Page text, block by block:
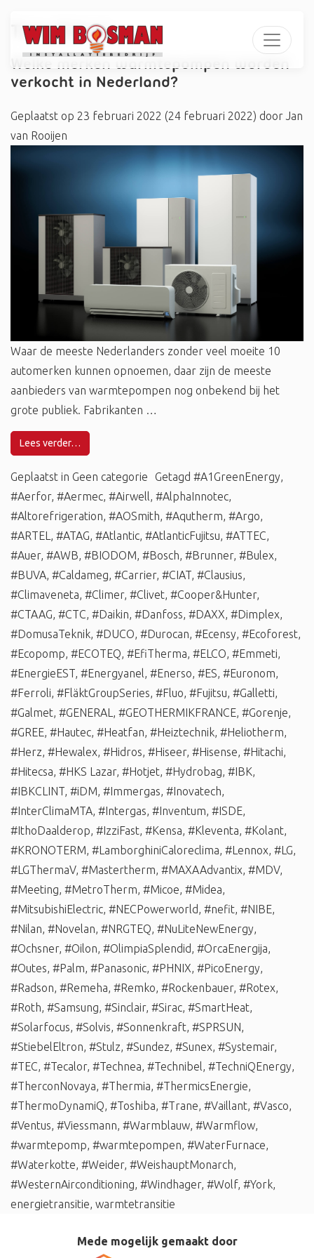
Tag:#Herz
Welke merken warmtepompen worden
verkocht in Nederland?
Geplaatst op 23 februari 2022 (24 februari 2022) door Jan
van Rooijen
Waar de meeste Nederlanders zonder veel moeite 10
automerken kunnen opnoemen, daar zijn de meeste
aanbieders van warmtepompen nog onbekend bij het
grote publiek. Fabrikanten …
Lees verder…
Geplaatst in Geen categorie Getagd #A1GreenEnergy,
#Aerfor, #Aermec, #Airwell, #AlphaInnotec,
#Altorefrigeration, #AOSmith, #Aqutherm, #Argo,
#ARTEL , #ATAG, #Atlantic, #AtlanticFujitsu, #ATTEC,
#Auer, #AWB, #BIODOM, #Bosch, #Brunner, #Bulex,
#BUVA, #Caldameg, #Carrier, #CIAT, #Clausius,
#Climaveneta, #Climer, #Clivet, #Cooper&Hunter,
#CTAAG, #CTC, #Daikin, #Danfoss, #DAXX, #Dimplex,
#DomusaTeknik, #DUCO, #Durocan, #Ecensy, #Ecoforest,
#Ecopomp, #ECOTEQ, #EfiTherma, #ELCO, #Emmeti,
#EnergieEST, #Energyanel, #Enerso, #ES, #Euronom,
#Ferroli, #FläktGroupSeries, #Fluo, #Fujitsu, #Galletti,
#Galmet, #GENERAL , #GEOTHERMIKFRANCE, #Gorenje,
#GREE, #Hautec, #Heatfan, #Heiztechnik, #Heliotherm,
#Herz, #Hewalex, #Hidros, #Hiseer, #Hisense, #Hitachi,
#Hitecsa, #HKS Lazar, #Hotjet, #Hydrobag, #IBK,
#IBKCLINT, #iDM, #Immergas, #Inovatech,
#InterClimaMTA, #Intergas, #Inventum, #ISDE,
#IthoDaalderop, #IzziFast, #Kensa, #Kleventa, #Kolant,
#KRONOTERM, #LamborghiniCaloreclima, #Lennox, #LG,
#LGThermaV, #Mastertherm, #MAXAAdvantix, #MDV,
#Meeting, #MetroTherm, #Micoe, #Midea,
#MitsubishiElectric, #NECPowerworld, #nefit, #NIBE,
#Nilan, #Novelan, #NRGTEQ, #NuLiteNewEnergy,
#Ochsner, #Oilon, #OlimpiaSplendid, #OrcaEnergija,
#Outes, #Palm, #Panasonic, #PHNIX, #PicoEnergy,
#Radson, #Remeha, #Remko, #Rockenbauer, #Rotex,
#Roth, #Samsung, #Sinclair, #Sirac, #SmartHeat,
#Solarfocus, #Solvis, #Sonnenkraft, #SPRSUN,
#StiebelEltron, #Stulz, #Sundez, #Sunex, #Systemair,
#TEC, #Tecalor, #Technea, #Technibel, #TechniQEnergy,
#TherconNovaya, #Thermia, #ThermicsEnergie,
#ThermoDynamiQ, #Toshiba, #Trane, #Vaillant, #Vasco,
#Ventus, #Viessmann, #Warmblauw, #Warmflow,
#warmtepomp, #warmtepompen, #WaterFurnace,
#Waterkotte, #Weider, #WeishauptMonarch,
#WesternAirconditioning, #Windhager, #Wolf, #York,
energietransitie, warmtetransitie
Mede mogelijk gemaakt door